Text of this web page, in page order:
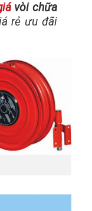
vòi chữa
rẻ ưu đãi